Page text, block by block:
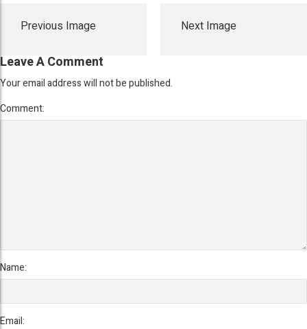
Previous Image Next Image
Leave A Comment
Your email address will not be published.
Comment:
Name:
Email: